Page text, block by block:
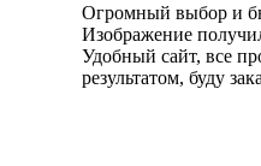
Огромный выбор и
Изображение
Удобный сайт, все
результатом, буду